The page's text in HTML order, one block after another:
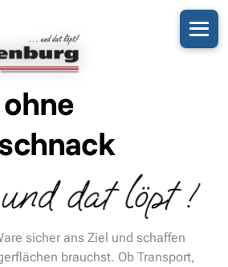
sicher ans Ziel und schaffen
brauchst. Ob Transport,